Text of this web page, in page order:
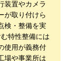
装置やカメラ
が取り付けら
検・整備を実
特性整備には
使用が義務付
場や事業所は